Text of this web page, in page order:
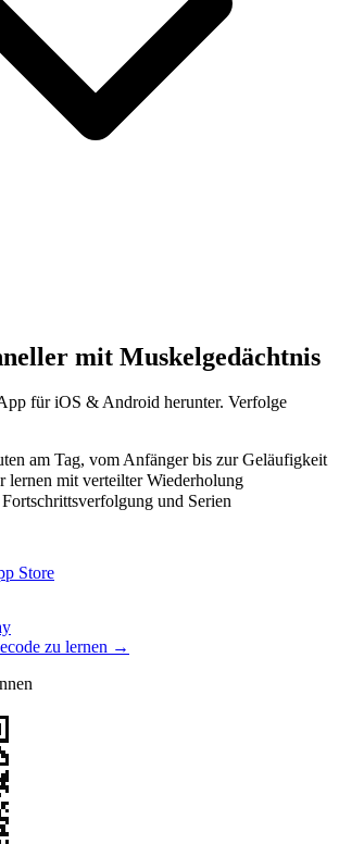
mit Muskelgedächtnis
für iOS & Android herunter. Verfolge
am Tag, vom Anfänger bis zur Geläufigkeit
lernen mit verteilter Wiederholung
und Serien
Store
zu lernen →